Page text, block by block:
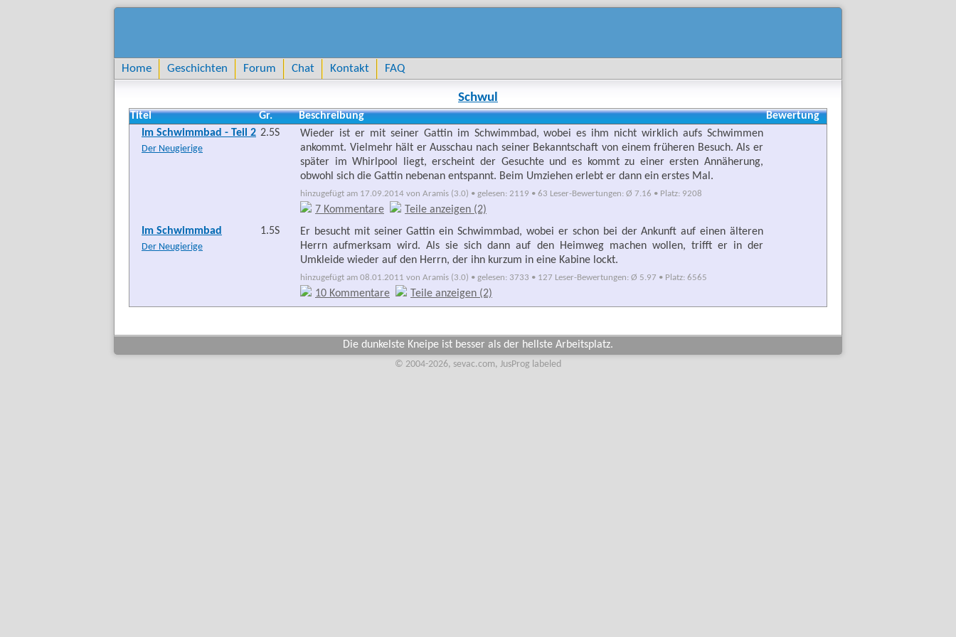
Home Geschichten Forum Chat Kontakt FAQ
Schwul
Titel Gr. Beschreibung
Bewertung
Im Schwimmbad - Teil 2
Der Neugierige
2.5S
Wieder ist er mit seiner Gattin im Schwimmbad, wobei es ihm nicht wirklich aufs Schwimmen
ankommt. Vielmehr hält er Ausschau nach seiner Bekanntschaft von einem früheren Besuch. Als er
später im Whirlpool liegt, erscheint der Gesuchte und es kommt zu einer ersten Annäherung,
obwohl sich die Gattin nebenan entspannt. Beim Umziehen erlebt er dann ein erstes Mal.
hinzugefügt am 17.09.2014 von Aramis (3.0) • gelesen: 2119 • 63 Leser-Bewertungen: Ø 7.16 • Platz: 9208
7 Kommentare
Teile anzeigen (2)
Im Schwimmbad
Der Neugierige
1.5S
Er besucht mit seiner Gattin ein Schwimmbad, wobei er schon bei der Ankunft auf einen älteren
Herrn aufmerksam wird. Als sie sich dann auf den Heimweg machen wollen, trifft er in der
Umkleide wieder auf den Herrn, der ihn kurzum in eine Kabine lockt.
hinzugefügt am 08.01.2011 von Aramis (3.0) • gelesen: 3733 • 127 Leser-Bewertungen: Ø 5.97 • Platz: 6565
10 Kommentare Teile anzeigen (2)
Die dunkelste Kneipe ist besser als der hellste Arbeitsplatz.
© 2004-2026, sevac.com, JusProg labeled